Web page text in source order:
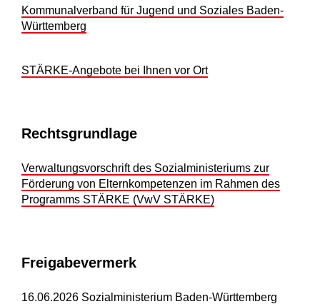
Kommunalverband für Jugend und Soziales Baden-
Württemberg
STÄRKE-Angebote bei Ihnen vor Ort
Rechtsgrundlage
Verwaltungsvorschrift des Sozialministeriums zur
Förderung von Elternkompetenzen im Rahmen des
Programms STÄRKE (VwV STÄRKE)
Freigabevermerk
16.06.2026 Sozialministerium Baden-Württemberg